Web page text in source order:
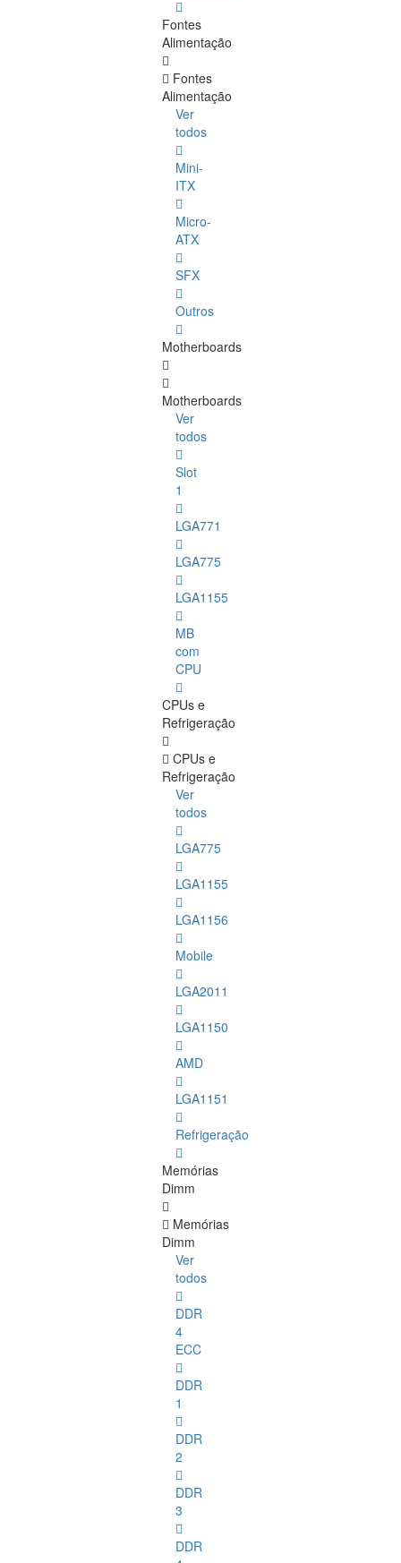
Fontes
Alimentação
Fontes
Alimentação
Ver
todos
Mini-
ITX
Micro-
ATX
SFX
Outros
Motherboards
Motherboards
Ver
todos
Slot
1
LGA771
LGA775
LGA1155
MB
com
CPU
CPUs e
Refrigeração
CPUs e
Refrigeração
Ver
todos
LGA775
LGA1155
LGA1156
Mobile
LGA2011
LGA1150
AMD
LGA1151
Refrigeração
Memórias
Dimm
Memórias
Dimm
Ver
todos
DDR
4
ECC
DDR
1
DDR
2
DDR
3
DDR